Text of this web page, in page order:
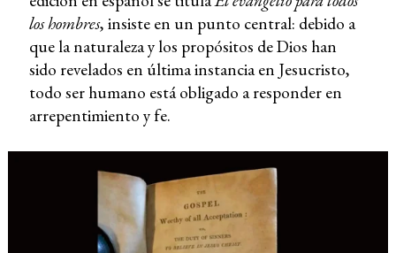
los hombres, insiste en un punto central: debido a
que la naturaleza y los propósitos de Dios han
sido revelados en última instancia en Jesucristo,
todo ser humano está obligado a responder en
arrepentimiento y fe.